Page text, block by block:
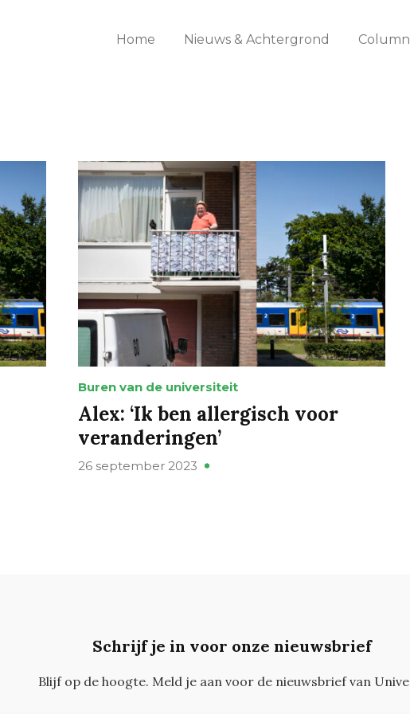
Home Nieuws & Achtergrond
Buren van de universiteit
Alex: ‘Ik ben allergisch voor
veranderingen’
26 september 2023
Schrijf je in voor onze nieuwsbrief
Blijf op de hoogte. Meld je aan voor de nieuwsbrief van